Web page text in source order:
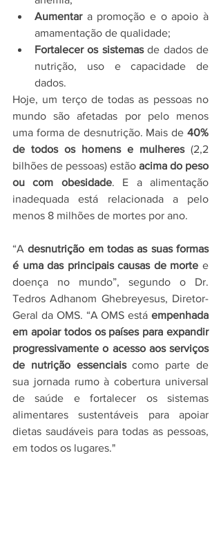
Aumentar a promoção e o apoio à
amamentação de qualidade;
Fortalecer os sistemas de dados de
nutrição, uso e capacidade de
dados.
Hoje, um terço de todas as pessoas no
mundo são afetadas por pelo menos
uma forma de desnutrição. Mais de 40%
de todos os homens e mulheres (2,2
bilhões de pessoas) estão acima do peso
ou com obesidade. E a alimentação
inadequada está relacionada a pelo
menos 8 milhões de mortes por ano.
“A desnutrição em todas as suas formas
é uma das principais causas de morte e
doença no mundo”, segundo o Dr.
Tedros Adhanom Ghebreyesus, Diretor-
Geral da OMS. “A OMS está empenhada
em apoiar todos os países para expandir
progressivamente o acesso aos serviços
de nutrição essenciais como parte de
sua jornada rumo à cobertura universal
de saúde e fortalecer os sistemas
alimentares sustentáveis ​​para apoiar
dietas saudáveis ​​para todas as pessoas,
em todos os lugares."